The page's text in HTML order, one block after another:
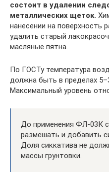
состоит в удалении
металлических щеток.
нанесении на поверхность
удалить старый
масляные пятна.
По ГОСТу температура
должна быть в пределах
Максимальный уровень
До применения ФЛ-03К
размешать и добавить
Доля сиккатива не
массы грунтовки.